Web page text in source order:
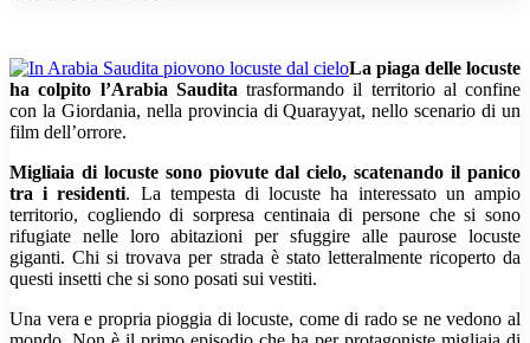
La piaga delle locuste
ha colpito l’Arabia Saudita trasformando il territorio al confine
con la Giordania, nella provincia di Quarayyat, nello scenario di un
film dell’orrore.
Migliaia di locuste sono piovute dal cielo, scatenando il panico
tra i residenti. La tempesta di locuste ha interessato un ampio
territorio, cogliendo di sorpresa centinaia di persone che si sono
rifugiate nelle loro abitazioni per sfuggire alle paurose locuste
giganti. Chi si trovava per strada è stato letteralmente ricoperto da
questi insetti che si sono posati sui vestiti.
Una vera e propria pioggia di locuste, come di rado se ne vedono al